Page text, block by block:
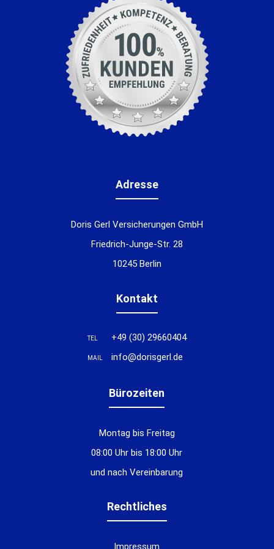
Adresse
Doris Gerl Versicherungen GmbH
Friedrich-Junge-Str. 28
10245 Berlin
Kontakt
TEL +49 (30) 29660404
MAIL info@dorisgerl.de
Bürozeiten
Montag bis Freitag
08:00 Uhr bis 18:00 Uhr
und nach Vereinbarung
Rechtliches